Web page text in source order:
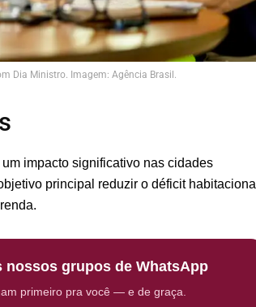
Dia Ministro. Imagem: Agência Brasil.
um impacto significativo nas cidades
principal reduzir o déficit habitacional
nossos grupos de WhatsApp
primeiro pra você — e de graça.